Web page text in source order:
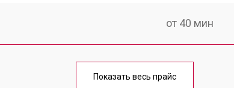
от 40 мин
от 60 мин
Показать весь прайс